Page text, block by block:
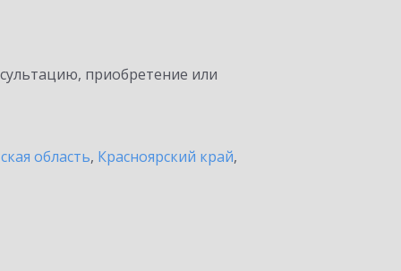
приобретение или
область, Красноярский край,